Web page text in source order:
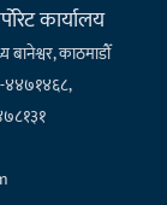
कार्यालय
बानेश्वर, काठमाडौँ
४४७१४६८,